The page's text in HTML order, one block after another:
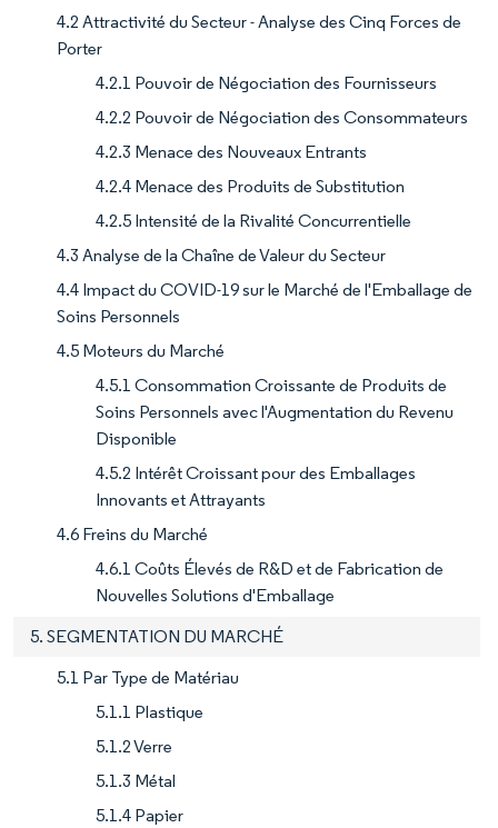
4.2 Attractivité du Secteur - Analyse des Cinq Forces de
Porter
4.2.1 Pouvoir de Négociation des Fournisseurs
4.2.2 Pouvoir de Négociation des Consommateurs
4.2.3 Menace des Nouveaux Entrants
4.2.4 Menace des Produits de Substitution
4.2.5 Intensité de la Rivalité Concurrentielle
4.3 Analyse de la Chaîne de Valeur du Secteur
4.4 Impact du COVID-19 sur le Marché de l'Emballage de
Soins Personnels
4.5 Moteurs du Marché
4.5.1 Consommation Croissante de Produits de
Soins Personnels avec l'Augmentation du Revenu
Disponible
4.5.2 Intérêt Croissant pour des Emballages
Innovants et Attrayants
4.6 Freins du Marché
4.6.1 Coûts Élevés de R&D et de Fabrication de
Nouvelles Solutions d'Emballage
5. SEGMENTATION DU MARCHÉ
5.1 Par Type de Matériau
5.1.1 Plastique
5.1.2 Verre
5.1.3 Métal
5.1.4 Papier